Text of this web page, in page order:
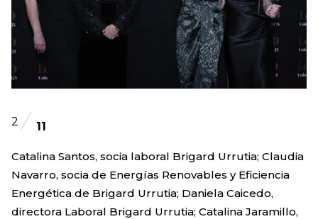
2 11
Catalina Santos, socia laboral Brigard Urrutia; Claudia
Navarro, socia de Energías Renovables y Eficiencia
Energética de Brigard Urrutia; Daniela Caicedo,
directora Laboral Brigard Urrutia; Catalina Jaramillo,